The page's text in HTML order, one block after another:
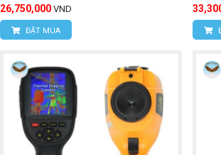
26,750,000 VND
ĐẶT MUA